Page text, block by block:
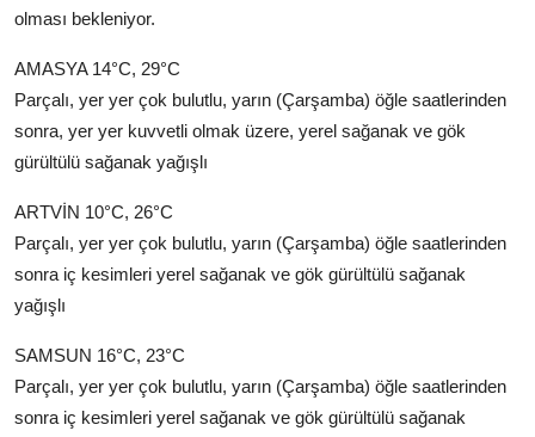
olması bekleniyor.
AMASYA 14°C, 29°C
Parçalı, yer yer çok bulutlu, yarın (Çarşamba) öğle saatlerinden
sonra, yer yer kuvvetli olmak üzere, yerel sağanak ve gök
gürültülü sağanak yağışlı
ARTVİN 10°C, 26°C
Parçalı, yer yer çok bulutlu, yarın (Çarşamba) öğle saatlerinden
sonra iç kesimleri yerel sağanak ve gök gürültülü sağanak
yağışlı
SAMSUN 16°C, 23°C
Parçalı, yer yer çok bulutlu, yarın (Çarşamba) öğle saatlerinden
sonra iç kesimleri yerel sağanak ve gök gürültülü sağanak